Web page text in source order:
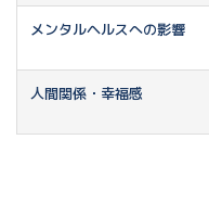
メンタルヘルスへの影響
人間関係・幸福感